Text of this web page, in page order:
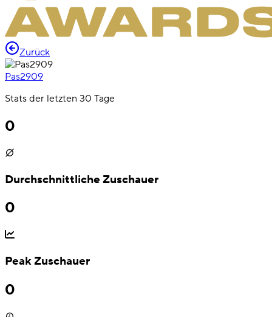
Zurück
Pas2909
Stats der letzten 30 Tage
0
Durchschnittliche Zuschauer
0
Peak Zuschauer
0